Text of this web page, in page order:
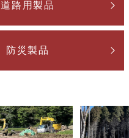
道路用製品
防災製品